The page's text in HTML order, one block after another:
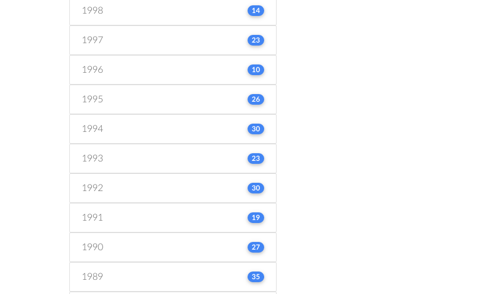
1998 14
1997 23
1996 10
1995 26
1994 30
1993 23
1992 30
1991 19
1990 27
1989 35